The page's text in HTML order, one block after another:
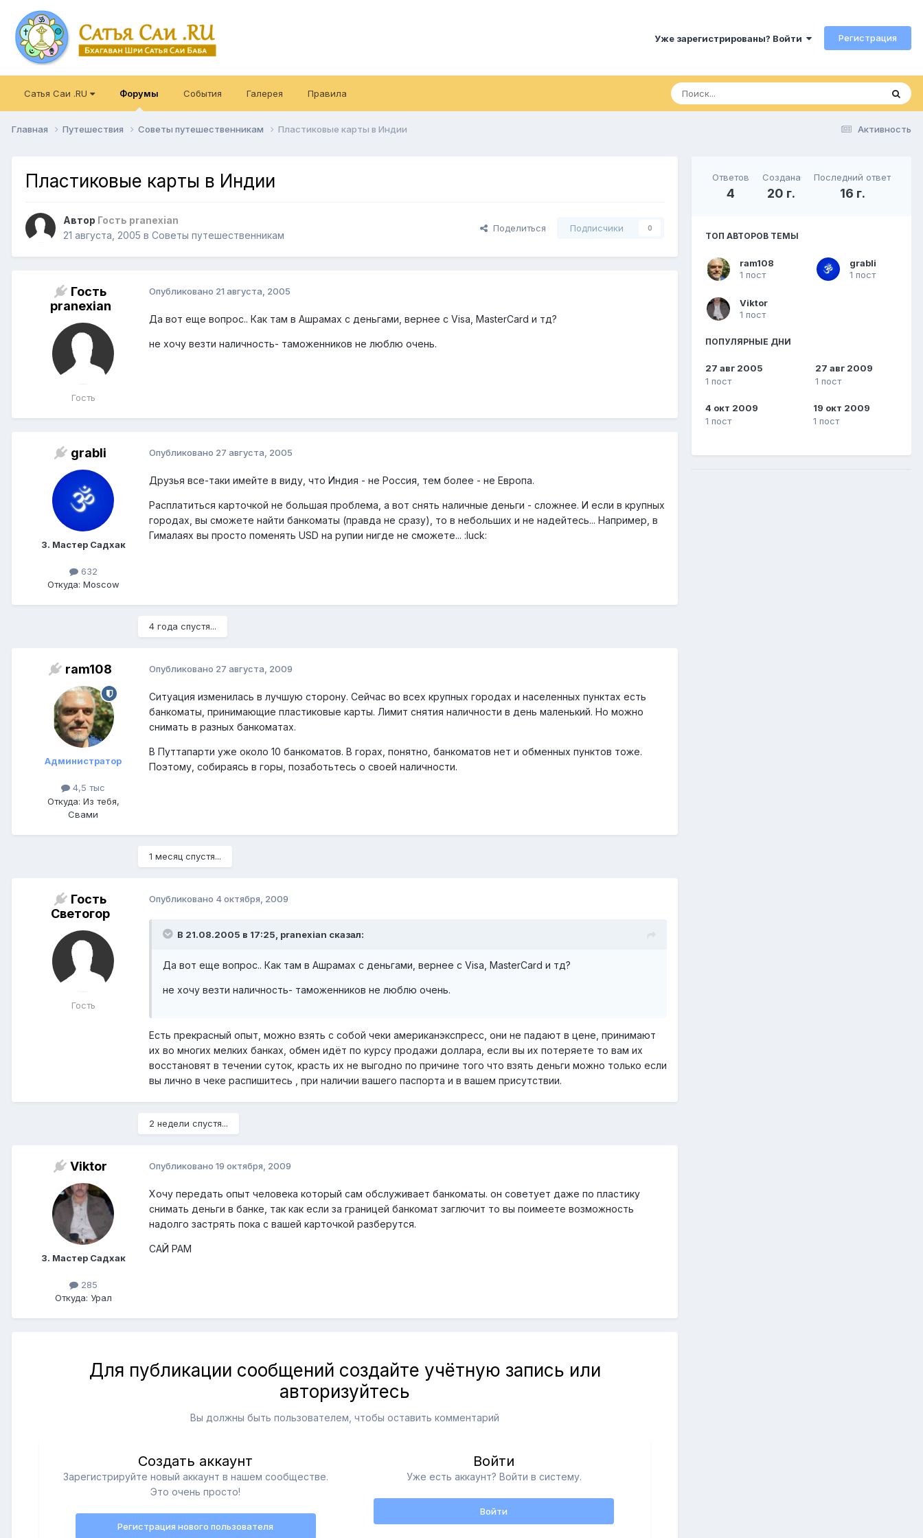
Уже зарегистрированы? Войти Регистрация
Сатья Саи .RU Форумы События Галерея Правила
Активность
Главная Путешествия Советы путешественникам Пластиковые карты в Индии
Пластиковые карты в Индии
Автор Гость pranexian
21 августа, 2005 в Советы путешественникам
Поделиться Подписчики 0
Гость
pranexian
Гость
Опубликовано 21 августа, 2005
Да вот еще вопрос.. Как там в Ашрамах с деньгами, вернее с Visa, MasterCard и тд?
не хочу везти наличность- таможенников не люблю очень.
grabli
3. Мастер Садхак
632
Откуда: Moscow
Опубликовано 27 августа, 2005
Друзья все-таки имейте в виду, что Индия - не Россия, тем более - не Европа.
Расплатиться карточкой не большая проблема, а вот снять наличные деньги - сложнее. И если в крупных
городах, вы сможете найти банкоматы (правда не сразу), то в небольших и не надейтесь... Например, в
Гималаях вы просто поменять USD на рупии нигде не сможете... :luck:
4 года спустя...
ram108
Администратор
4,5 тыс
Откуда: Из тебя,
Свами
Опубликовано 27 августа, 2009
Ситуация изменилась в лучшую сторону. Сейчас во всех крупных городах и населенных пунктах есть
банкоматы, принимающие пластиковые карты. Лимит снятия наличности в день маленький. Но можно
снимать в разных банкоматах.
В Путтапарти уже около 10 банкоматов. В горах, понятно, банкоматов нет и обменных пунктов тоже.
Поэтому, собираясь в горы, позаботьтесь о своей наличности.
1 месяц спустя...
Гость
Светогор
Гость
Опубликовано 4 октября, 2009
В 21.08.2005 в 17:25, pranexian сказал:
Да вот еще вопрос.. Как там в Ашрамах с деньгами, вернее с Visa, MasterCard и тд?
не хочу везти наличность- таможенников не люблю очень.
Есть прекрасный опыт, можно взять с собой чеки американэкспресс, они не падают в цене, принимают
их во многих мелких банках, обмен идёт по курсу продажи доллара, если вы их потеряете то вам их
восстановят в течении суток, красть их не выгодно по причине того что взять деньги можно только если
вы лично в чеке распишитесь , при наличии вашего паспорта и в вашем присутствии.
2 недели спустя...
Viktor
3. Мастер Садхак
285
Откуда: Урал
Опубликовано 19 октября, 2009
Хочу передать опыт человека который сам обслуживает банкоматы. он советует даже по пластику
снимать деньги в банке, так как если за границей банкомат заглючит то вы поимеете возможность
надолго застрять пока с вашей карточкой разберутся.
САЙ РАМ
Для публикации сообщений создайте учётную запись или
авторизуйтесь
Вы должны быть пользователем, чтобы оставить комментарий
Создать аккаунт
Зарегистрируйте новый аккаунт в нашем сообществе.
Это очень просто!
Регистрация нового пользователя
Войти
Уже есть аккаунт? Войти в систему.
Войти
Ответов
4
Создана
20 г.
Последний ответ
16 г.
ТОП АВТОРОВ ТЕМЫ
ram108
1 пост
grabli
1 пост
Viktor
1 пост
ПОПУЛЯРНЫЕ ДНИ
27 авг 2005
1 пост
27 авг 2009
1 пост
4 окт 2009
1 пост
19 окт 2009
1 пост